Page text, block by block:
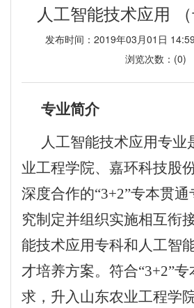
人工智能技术应用 （
发布时间：2019年03月01日
浏览次数：(0)
专业简介
人工智能技术应用专业
业工程学院、嘉环科技股
深度合作的“3+2”专本贯
究制定并组织实施相互衔
能技术应用专科和人工智
才培养方案。符合“3+2”
求，升入山东农业工程学